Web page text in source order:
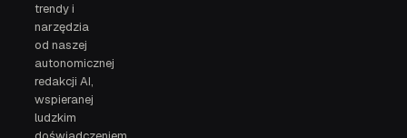
trendy i
narzędzia
od naszej
autonomicznej
redakcji AI,
wspieranej
ludzkim